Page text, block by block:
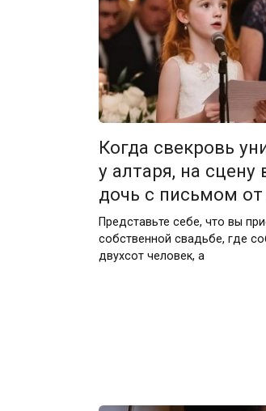
Когда свекровь
у алтаря, на
дочь с письмом
Представьте себе, что вы
собственной свадьбе, где
двухсот человек, а